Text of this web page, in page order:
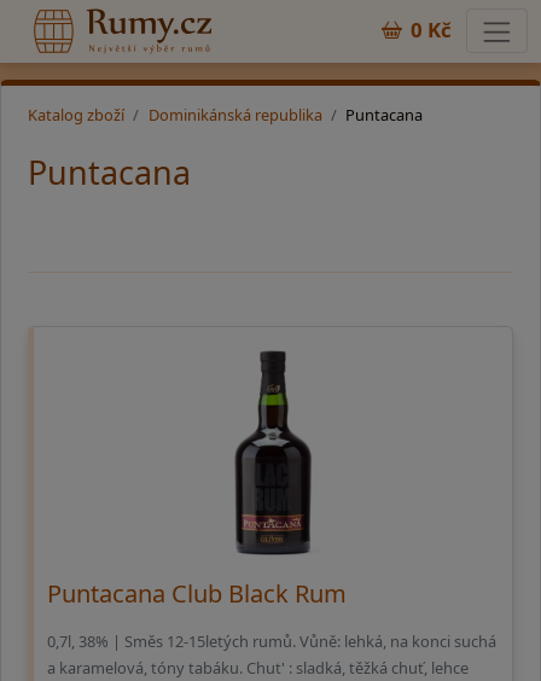
0 Kč
Katalog zboží Dominikánská republika Puntacana
Puntacana
Puntacana Club Black Rum
0,7l, 38% | Směs 12-15letých rumů. Vůně: lehká, na konci suchá
a karamelová, tóny tabáku. Chut' : sladká, těžká chuť, lehce